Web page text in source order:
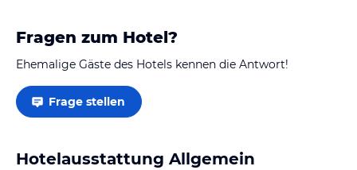
Fragen zum Hotel?
Ehemalige Gäste des Hotels kennen die Antwort!
Frage stellen
Hotelausstattung Allgemein